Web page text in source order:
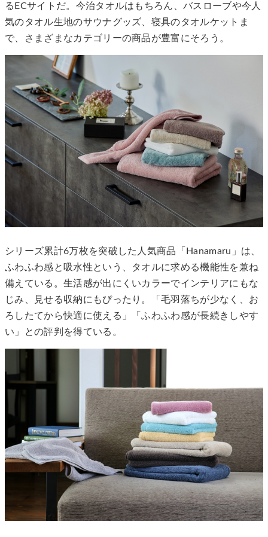
るECサイトだ。今治タオルはもちろん、バスローブや今人
気のタオル生地のサウナグッズ、寝具のタオルケットま
で、さまざまなカテゴリーの商品が豊富にそろう。
シリーズ累計6万枚を突破した人気商品「Hanamaru」は、
ふわふわ感と吸水性という、タオルに求める機能性を兼ね
備えている。生活感が出にくいカラーでインテリアにもな
じみ、見せる収納にもぴったり。「毛羽落ちが少なく、お
ろしたてから快適に使える」「ふわふわ感が長続きしやす
い」との評判を得ている。